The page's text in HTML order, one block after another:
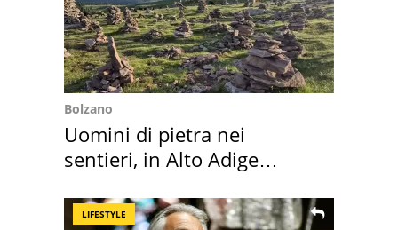
Bolzano
Uomini di pietra nei
sentieri, in Alto Adige
LIFESTYLE